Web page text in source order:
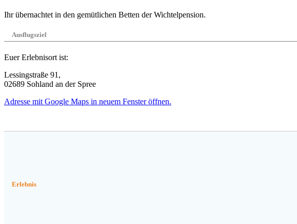
Ihr übernachtet in den gemütlichen Betten der Wichtelpension.
Ausflugsziel
Euer Erlebnisort ist:
Lessingstraße 91,
02689 Sohland an der Spree
Adresse mit Google Maps in neuem Fenster öffnen.
Erlebnis